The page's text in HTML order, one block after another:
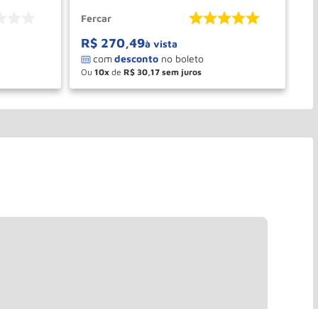
Fercar
R$ 270,49à vista
Ou 10 de R$ 30 17
＋
－ COMPRAR